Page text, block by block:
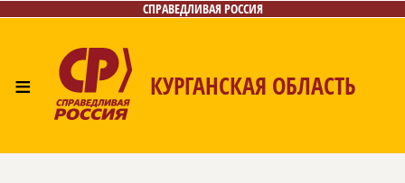
СПРАВЕДЛИВАЯ РОССИЯ
≡ КУРГАНСКАЯ ОБЛАСТЬ